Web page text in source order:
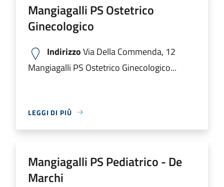
Mangiagalli PS Ostetrico
Ginecologico
IndirizzoVia Della Commenda, 12
Mangiagalli PS Ostetrico Ginecologico...
LEGGI DI PIÙ
Mangiagalli PS Pediatrico - De
Marchi